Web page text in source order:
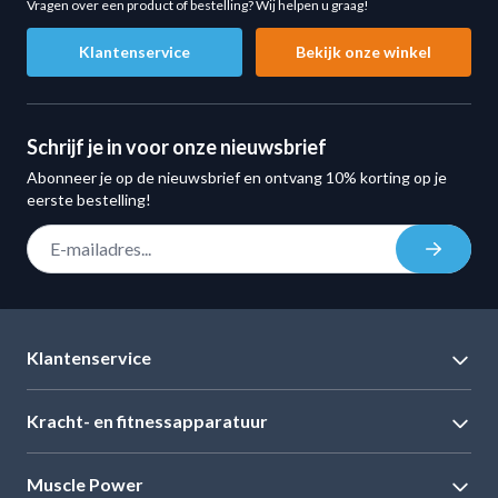
Geschikt voorcrossfit, krachttraining en professioneel
gebruik
Geschikt voor intensieve trainingen en sportscholen
Milieuvriendelijk geproduceerd metREACH-certificaat
Gewicht:40 kg
Vorm:zeshoekig (hexagonaal)
Materiaal kop:gietijzer
Vragen over een product of bestelling? Wij helpen u graag!
Klantenservice Bekijk onze winkel
Schrijf je in voor onze nieuwsbrief
Abonneer je op de nieuwsbrief en ontvang 10% korting op je
eerste bestelling!
Klantenservice
Kracht- en fitnessapparatuur
Muscle Power